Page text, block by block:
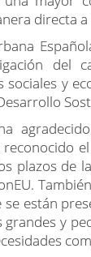
directa
del
sociales y
reconocido
plazos de
se están
y